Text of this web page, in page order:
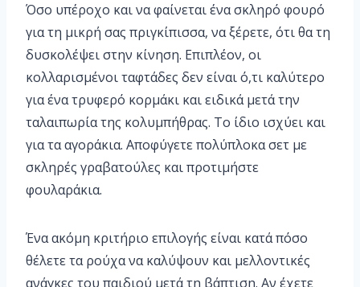
Όσο υπέροχο και να φαίνεται ένα σκληρό φουρό
για τη μικρή σας πριγκίπισσα, να ξέρετε, ότι θα τη
δυσκολέψει στην κίνηση. Επιπλέον, οι
κολλαρισμένοι ταφτάδες δεν είναι ό,τι καλύτερο
για ένα τρυφερό κορμάκι και ειδικά μετά την
ταλαιπωρία της κολυμπήθρας. Το ίδιο ισχύει και
για τα αγοράκια. Αποφύγετε πολύπλοκα σετ με
σκληρές γραβατούλες και προτιμήστε
φουλαράκια.
Ένα ακόμη κριτήριο επιλογής είναι κατά πόσο
θέλετε τα ρούχα να καλύψουν και μελλοντικές
ανάγκες του παιδιού μετά τη βάπτιση. Αν έχετε